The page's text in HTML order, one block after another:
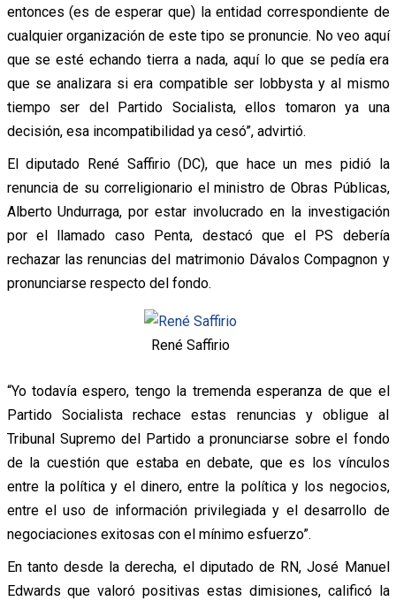
entonces (es de esperar que) la entidad correspondiente de
cualquier organización de este tipo se pronuncie. No veo aquí
que se esté echando tierra a nada, aquí lo que se pedía era
que se analizara si era compatible ser lobbysta y al mismo
tiempo ser del Partido Socialista, ellos tomaron ya una
decisión, esa incompatibilidad ya cesó”, advirtió.
El diputado René Saffirio (DC), que hace un mes pidió la
renuncia de su correligionario el ministro de Obras Públicas,
Alberto Undurraga, por estar involucrado en la investigación
por el llamado caso Penta, destacó que el PS debería
rechazar las renuncias del matrimonio Dávalos Compagnon y
pronunciarse respecto del fondo.
René Saffirio
“Yo todavía espero, tengo la tremenda esperanza de que el
Partido Socialista rechace estas renuncias y obligue al
Tribunal Supremo del Partido a pronunciarse sobre el fondo
de la cuestión que estaba en debate, que es los vínculos
entre la política y el dinero, entre la política y los negocios,
entre el uso de información privilegiada y el desarrollo de
negociaciones exitosas con el mínimo esfuerzo”.
En tanto desde la derecha, el diputado de RN, José Manuel
Edwards que valoró positivas estas dimisiones, calificó la